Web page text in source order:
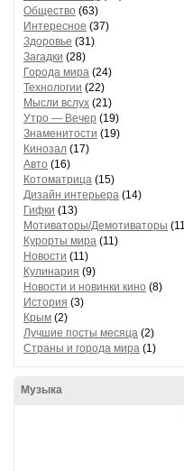
Общество (63)
Интересное (37)
Здоровье (31)
Загадки (28)
Города мира (24)
Технологии (22)
Мысли вслух (21)
Утро — Вечер (19)
Знаменитости (19)
Кинозал (17)
Авто (16)
Котоматрица (15)
Дизайн интерьера (14)
Гифки (13)
Мотиваторы/Демотиваторы
Курорты мира (11)
Новости (11)
Кулинария (9)
Новости и новинки кино (8)
История (3)
Крым (2)
Лучшие посты месяца (2)
Страны и города мира (1)
Музыка